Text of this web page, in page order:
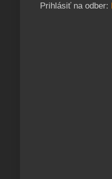
Prihlásiť na odber: